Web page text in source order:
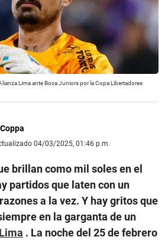
Lima ante Boca Juniors por la Copa Libertadores
04/03/2025, 01:46 p.m.
brillan como mil soles en el
partidos que laten con un
a la vez. Y hay gritos que
en la garganta de un
. La noche del 25 de febrero